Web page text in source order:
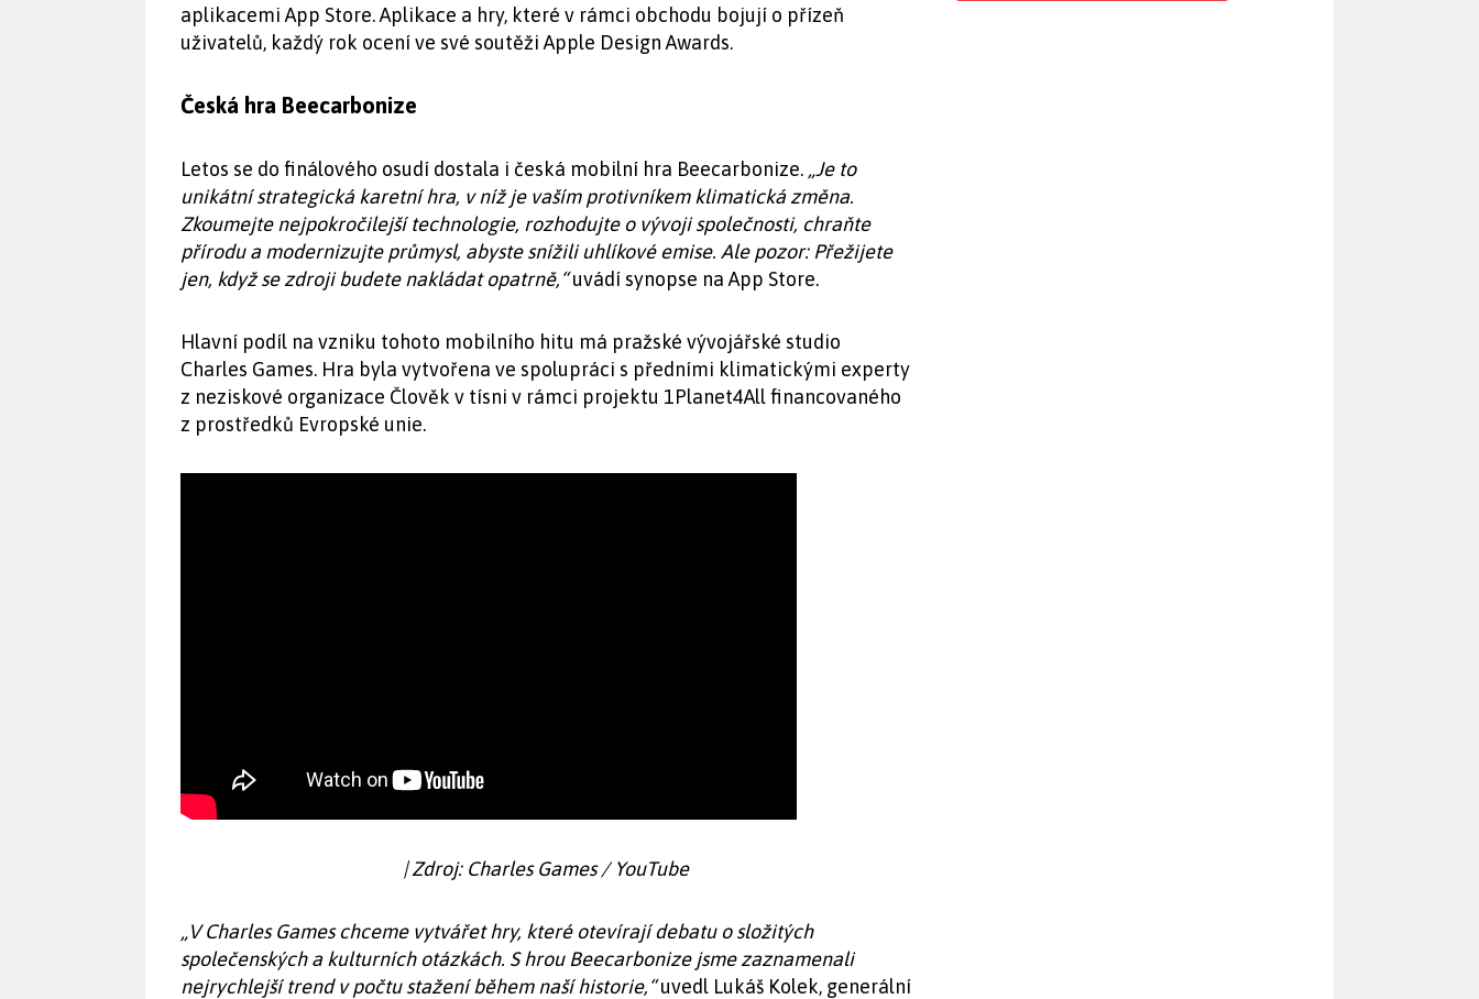
aplikacemi App Store. Aplikace a hry, které v rámci obchodu bojují o přízeň
uživatelů, každý rok ocení ve své soutěži Apple Design Awards.
Česká hra Beecarbonize
Letos se do finálového osudí dostala i česká mobilní hra Beecarbonize. „Je to
unikátní strategická karetní hra, v níž je vaším protivníkem klimatická změna.
Zkoumejte nejpokročilejší technologie, rozhodujte o vývoji společnosti, chraňte
přírodu a modernizujte průmysl, abyste snížili uhlíkové emise. Ale pozor: Přežijete
jen, když se zdroji budete nakládat opatrně,“uvádí synopse na App Store.
Hlavní podíl na vzniku tohoto mobilního hitu má pražské vývojářské studio
Charles Games. Hra byla vytvořena ve spolupráci s předními klimatickými experty
z neziskové organizace Člověk v tísni v rámci projektu 1Planet4All financovaného
z prostředků Evropské unie.
| Zdroj: Charles Games / YouTube
„V Charles Games chceme vytvářet hry, které otevírají debatu o složitých
společenských a kulturních otázkách. S hrou Beecarbonize jsme zaznamenali
nejrychlejší trend v počtu stažení během naší historie,“uvedl Lukáš Kolek, generální